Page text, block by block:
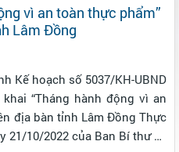
vì an toàn thực phẩm”
Lâm Đồng
Kế hoạch số 5037/KH-UBND
“Tháng hành động vì an
bàn tỉnh Lâm Đồng Thực
21/10/2022 của Ban Bí thư về